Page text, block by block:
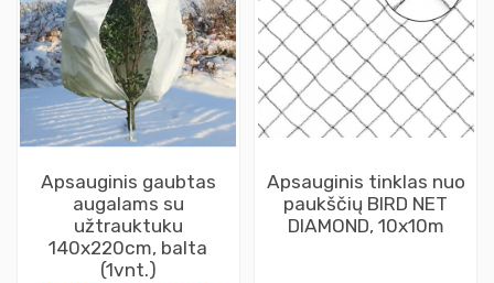
Apsauginis gaubtas
augalams su
užtrauktuku
140x220cm, balta
(1vnt.)
Apsauginis tinklas nuo
paukščių BIRD NET
DIAMOND, 10x10m